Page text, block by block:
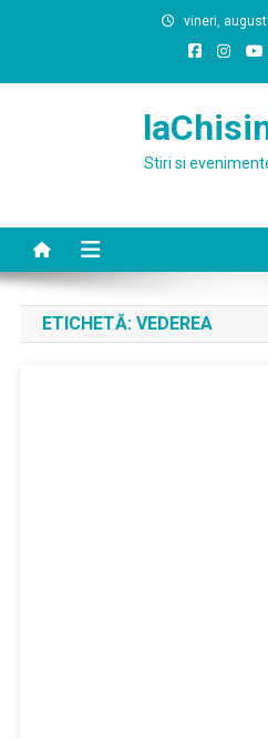
vineri,
Stiri si
ETICHETĂ: VEDEREA